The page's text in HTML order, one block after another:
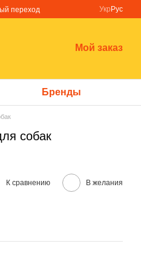
переход
Укр Рус
Мой заказ
Бренды
собак
К сравнению В желания